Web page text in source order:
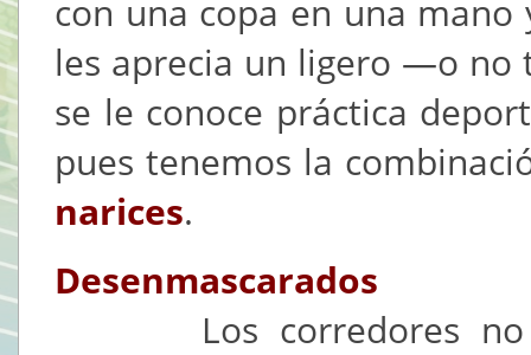
con una copa en una
les aprecia un ligero —o
se le conoce práctica
pues tenemos la
narices.
Desenmascarados
Los corredores no